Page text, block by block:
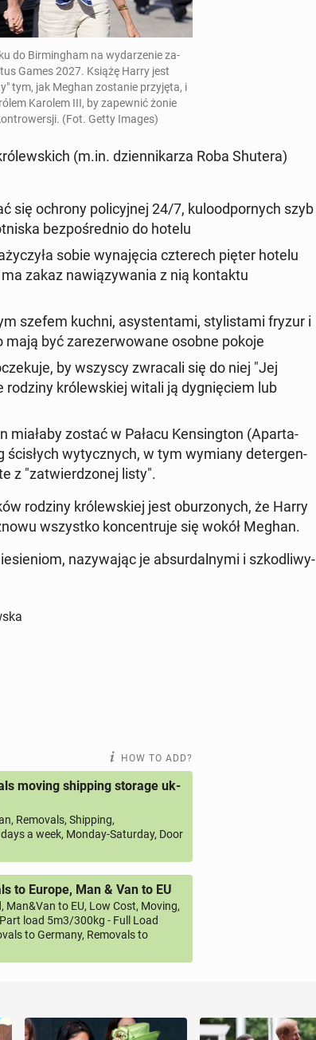
do Birm­ing­ham na wydarze­nie za­
Games 2027. Książę Harry jest
tym, jak Meghan zostanie przyję­ta, i
Karolem III, by za­pewnić żonie
(Fot. Getty Images)
(m.in. dzi­en­nikarza Roba Shutera)
się ochrony pol­i­cyjnej 24/7, ku­lood­pornych szyb
bezpośred­nio do hotelu
sobie wyna­ję­cia czterech pięter hotelu
zakaz naw­iązy­wa­nia z nią kon­tak­tu
szefem kuchni, asys­ten­ta­mi, styl­is­ta­mi fryzur i
mają być zarez­er­wowane osobne pokoje
by wszyscy zwracali się do niej "Jej
rodziny królewskiej witali ją dyg­nię­ciem lub
miałaby zostać w Pałacu Kens­ing­ton (Aparta­
ścisłych wyty­cznych, w tym wymiany de­ter­gen­
z "za­twierd­zonej listy".
rodziny królewskiej jest obur­zonych, że Harry
wszys­tko kon­cen­tru­je się wokół Meghan.
nazy­wa­jąc je ab­surdal­ny­mi i szkodli­wy­
HOW TO ADD?
moving shipping storage uk-
Removals, Shipping,
a week, Monday-Saturday, Door
to Europe, Man & Van to EU
Man&Van to EU, Low Cost, Moving,
load 5m3/300kg - Full Load
to Germany, Removals to